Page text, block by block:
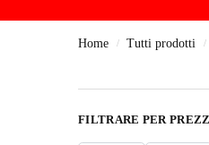
Home / Tutti prodotti /
FILTRARE PER